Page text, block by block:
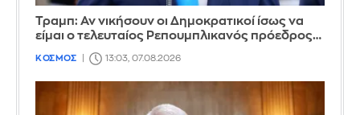
Τραμπ: Αν νικήσουν οι Δημοκρατικοί ίσως να
είμαι ο τελευταίος Ρεπουμπλικανός πρόεδρος…
ΚΟΣΜΟΣ 13:03, 07.08.2026